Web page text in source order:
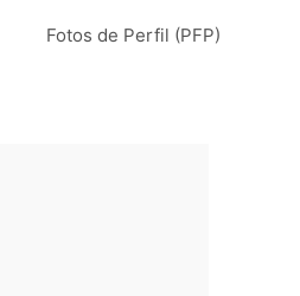
Fotos de Perfil (PFP)